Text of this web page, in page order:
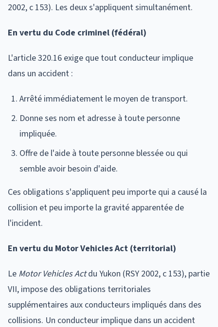
2002, c 153). Les deux s'appliquent simultanément.
En vertu du Code criminel (fédéral)
L'article 320.16 exige que tout conducteur implique
dans un accident :
Arrêté immédiatement le moyen de transport.
Donne ses nom et adresse à toute personne
impliquée.
Offre de l'aide à toute personne blessée ou qui
semble avoir besoin d'aide.
Ces obligations s'appliquent peu importe qui a causé la
collision et peu importe la gravité apparentée de
l'incident.
En vertu du Motor Vehicles Act (territorial)
Le Motor Vehicles Actdu Yukon (RSY 2002, c 153), partie
VII, impose des obligations territoriales
supplémentaires aux conducteurs impliqués dans des
collisions. Un conducteur implique dans un accident